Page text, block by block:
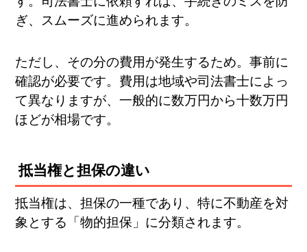
ぎ、スムーズに進められます。
ただし、その分の費用が発生するため。事前に
確認が必要です。費用は地域や司法書士によっ
て異なりますが、一般的に数万円から十数万円
ほどが相場です。
抵当権と担保の違い
抵当権は、担保の一種であり、特に不動産を対
象とする「物的担保」に分類されます。